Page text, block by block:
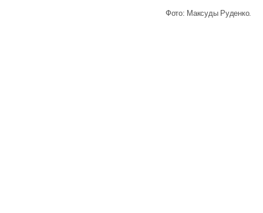
Фото: Максуды Руденко.